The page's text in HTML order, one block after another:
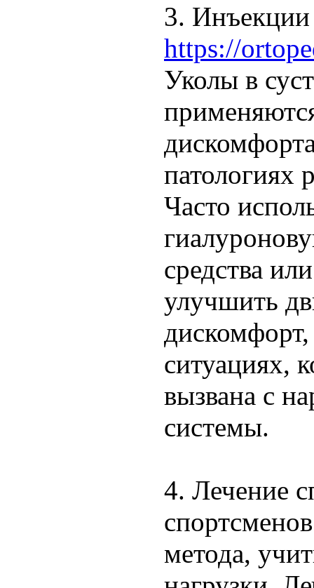
3. Инъекции
https://
Уколы в
патологиях
Часто
средства
улучшить
ситуациях,
вызвана с
системы.
4. Лечение
метода,